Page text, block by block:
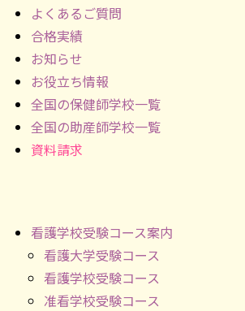
よくあるご質問
合格実績
お知らせ
お役立ち情報
全国の保健師学校一覧
全国の助産師学校一覧
資料請求
看護学校受験コース案内
看護大学受験コース
看護学校受験コース
准看学校受験コース